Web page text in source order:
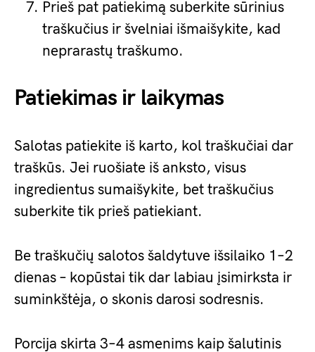
Prieš pat patiekimą suberkite sūrinius
traškučius ir švelniai išmaišykite, kad
neprarastų traškumo.
Patiekimas ir laikymas
Salotas patiekite iš karto, kol traškučiai dar
traškūs. Jei ruošiate iš anksto, visus
ingredientus sumaišykite, bet traškučius
suberkite tik prieš patiekiant.
Be traškučių salotos šaldytuve išsilaiko 1–2
dienas – kopūstai tik dar labiau įsimirksta ir
suminkštėja, o skonis darosi sodresnis.
Porcija skirta 3–4 asmenims kaip šalutinis